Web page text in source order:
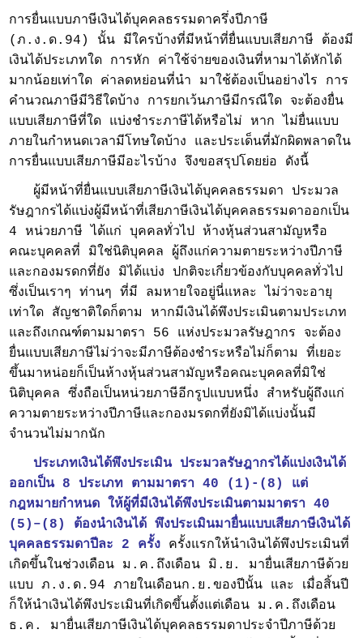
การยื่นแบบภาษีเงินได้บุคคลธรรมดาครึ่งปีภาษี
(ภ.ง.ด.94) นั้น มีใครบ้างที่มีหน้าที่ยื่นแบบเสียภาษี ต้องมี
เงินได้ประเภทใด การหัก ค่าใช้จ่ายของเงินที่หามาได้หักได้
มากน้อยเท่าใด ค่าลดหย่อนที่นำ มาใช้ต้องเป็นอย่างไร การ
คำนวณภาษีมีวิธีใดบ้าง การยกเว้นภาษีมีกรณีใด จะต้องยื่น
แบบเสียภาษีที่ใด แบ่งชำระภาษีได้หรือไม่ หาก ไม่ยื่นแบบ
ภายในกำหนดเวลามีโทษใดบ้าง และประเด็นที่มักผิดพลาดใน
การยื่นแบบเสียภาษีมีอะไรบ้าง จึงขอสรุปโดยย่อ ดังนี้
ผู้มีหน้าที่ยื่นแบบเสียภาษีเงินได้บุคคลธรรมดา ประมวล
รัษฎากรได้แบ่งผู้มีหน้าที่เสียภาษีเงินได้บุคคลธรรมดาออกเป็น
4 หน่วยภาษี ได้แก่ บุคคลทั่วไป ห้างหุ้นส่วนสามัญหรือ
คณะบุคคลที่ มิใช่นิติบุคคล ผู้ถึงแก่ความตายระหว่างปีภาษี
และกองมรดกที่ยัง มิได้แบ่ง ปกติจะเกี่ยวข้องกับบุคคลทั่วไป
ซึ่งเป็นเราๆ ท่านๆ ที่มี ลมหายใจอยู่นี่แหละ ไม่ว่าจะอายุ
เท่าใด สัญชาติใดก็ตาม หากมีเงินได้พึงประเมินตามประเภท
และถึงเกณฑ์ตามมาตรา 56 แห่งประมวลรัษฎากร จะต้อง
ยื่นแบบเสียภาษีไม่ว่าจะมีภาษีต้องชำระหรือไม่ก็ตาม ที่เยอะ
ขึ้นมาหน่อยก็เป็นห้างหุ้นส่วนสามัญหรือคณะบุคคลที่มิใช่
นิติบุคคล ซึ่งถือเป็นหน่วยภาษีอีกรูปแบบหนึ่ง สำหรับผู้ถึงแก่
ความตายระหว่างปีภาษีและกองมรดกที่ยังมิได้แบ่งนั้นมี
จำนวนไม่มากนัก
ประเภทเงินได้พึงประเมิน ประมวลรัษฎากรได้แบ่งเงินได้
ออกเป็น 8 ประเภท ตามมาตรา 40 (1)-(8) แต่
กฎหมายกำหนด ให้ผู้ที่มีเงินได้พึงประเมินตามมาตรา 40
(5)–(8) ต้องนำเงินได้ พึงประเมินมายื่นแบบเสียภาษีเงินได้
บุคคลธรรมดาปีละ 2 ครั้ง ครั้งแรกให้นำเงินได้พึงประเมินที่
เกิดขึ้นในช่วงเดือน ม.ค.ถึงเดือน มิ.ย. มายื่นเสียภาษีด้วย
แบบ ภ.ง.ด.94 ภายในเดือนก.ย.ของปีนั้น และ เมื่อสิ้นปี
ก็ให้นำเงินได้พึงประเมินที่เกิดขึ้นตั้งแต่เดือน ม.ค.ถึงเดือน
ธ.ค. มายื่นเสียภาษีเงินได้บุคคลธรรมดาประจำปีภาษีด้วย